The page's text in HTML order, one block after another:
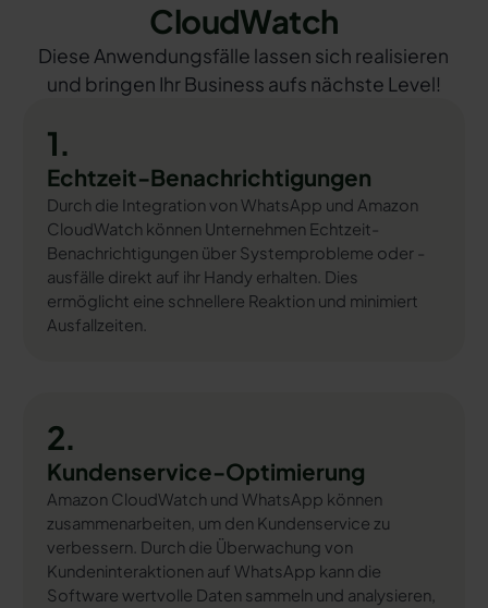
CloudWatch
Diese Anwendungsfälle lassen sich realisieren
und bringen Ihr Business aufs nächste Level!
1.
Echtzeit-Benachrichtigungen
Durch die Integration von WhatsApp und Amazon
CloudWatch können Unternehmen Echtzeit-
Benachrichtigungen über Systemprobleme oder -
ausfälle direkt auf ihr Handy erhalten. Dies
ermöglicht eine schnellere Reaktion und minimiert
Ausfallzeiten.
2.
Kundenservice-Optimierung
Amazon CloudWatch und WhatsApp können
zusammenarbeiten, um den Kundenservice zu
verbessern. Durch die Überwachung von
Kundeninteraktionen auf WhatsApp kann die
Software wertvolle Daten sammeln und analysieren,